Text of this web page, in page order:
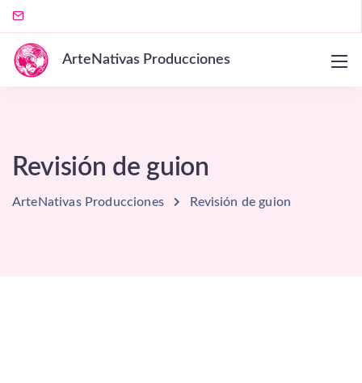
ArteNativas Producciones
Revisión de guion
ArteNativas Producciones Revisión de guion